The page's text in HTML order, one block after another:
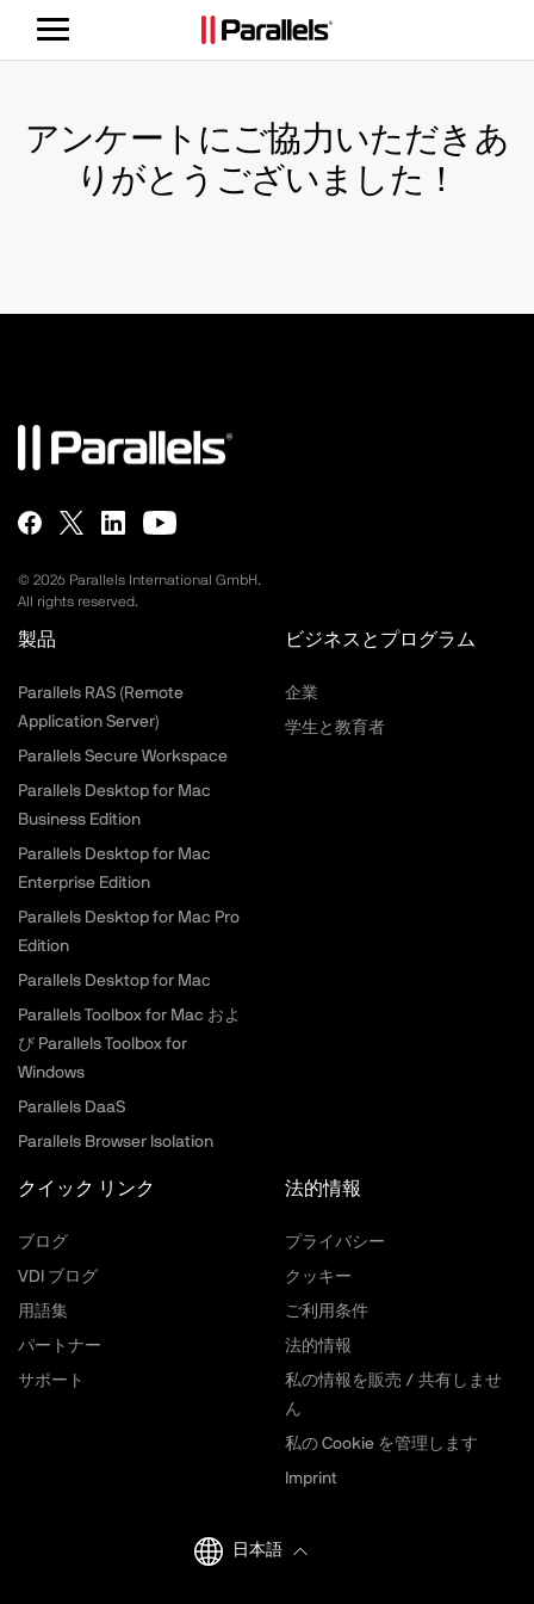
ナ
シ
替
アンケートにご協力いただきあ
りがとうございました！
© 2026 Parallels International GmbH.
All rights reserved.
製品
Parallels RAS (Remote
Application Server)
Parallels Secure Workspace
Parallels Desktop for Mac
Business Edition
Parallels Desktop for Mac
Enterprise Edition
Parallels Desktop for Mac Pro
Edition
Parallels Desktop for Mac
Parallels Toolbox for Mac およ
び Parallels Toolbox for
Windows
Parallels DaaS
Parallels Browser Isolation
ビジネスとプログラム
企業
学生と教育者
クイック リンク
ブログ
VDI ブログ
用語集
パートナー
サポート
法的情報
プライバシー
クッキー
ご利用条件
法的情報
私の情報を販売 / 共有しませ
ん
私の Cookie を管理します
Imprint
日本語